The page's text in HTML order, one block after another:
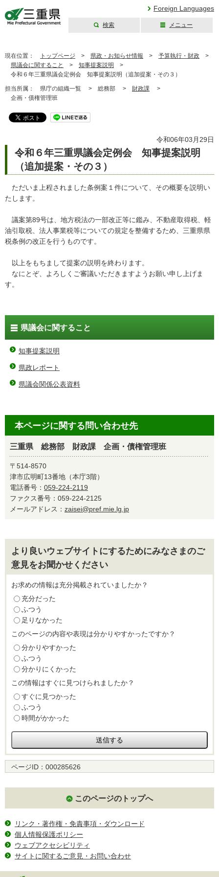
Foreign Languages
検索 メニュー
現在位置： トップページ > 県政・お知らせ情報 > 予算執行・財政 >
県議会に関すること
> 知事提案説明
>
令和６年三重県議会定例会 知事提案説明（追加提案・その３）
担当所属： 県庁の組織一覧 > 総務部 > 財政課 >
企画・債権管理班
令和06年03月29日
令和６年三重県議会定例会 知事提案説明
（追加提案・その３）
ただいま上程されました条例案１件について、その概要を説明い
たします。
議案第89号は、地方税法の一部改正等に鑑み、不動産取得税、軽
油引取税、法人事業税等についての規定を整備するため、三重県県
税条例の改正を行うものです。
以上をもちまして提案の説明を終わります。
なにとぞ、よろしくご審議いただきますようお願い申し上げま
す。
県議会に関すること
知事提案説明
県政レポート
県議会関係公表資料
本ページに関する問い合わせ先
三重県 総務部 財政課 企画・債権管理班
〒514-8570
津市広明町13番地（本庁3階）
電話番号： 059-224-2119
ファクス番号：059-224-2125
メールアドレス： zaisei@pref.mie.lg.jp
より良いウェブサイトにするためにみなさまのご
意見をお聞かせください
お求めの情報は充分掲載されていましたか？
充分だった
ふつう
足りなかった
このページの内容や表現は分かりやすかったですか？
分かりやすかった
ふつう
分かりにくかった
この情報はすぐに見つけられましたか？
すぐに見つかった
ふつう
時間がかかった
ページID： 000285626
このページのトップへ
リンク・著作権・免責事項・ダウンロード
個人情報保護ポリシー
ウェブアクセシビリティ
サイトに関するご意見・お問い合わせ